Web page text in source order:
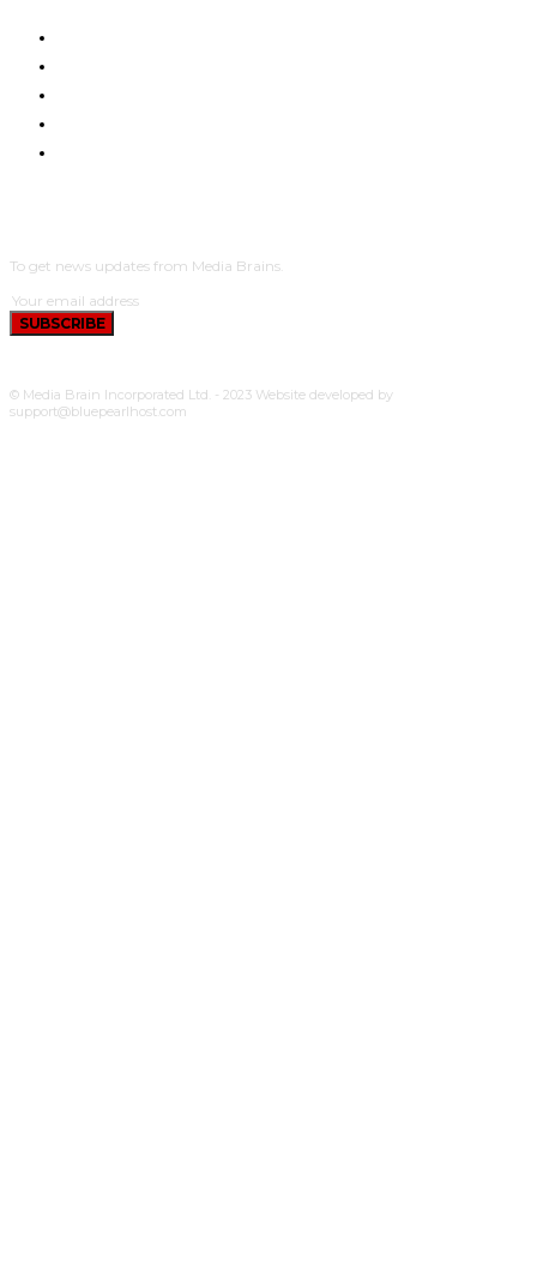
To get news updates from Media Brains.
SUBSCRIBE
© Media Brain Incorporated Ltd. - 2023 Website developed by
support@bluepearlhost.com